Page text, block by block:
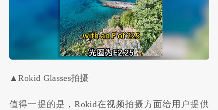
▲Rokid Glasses拍摄
值得一提的是，Rokid在视频拍摄方面给用户提供